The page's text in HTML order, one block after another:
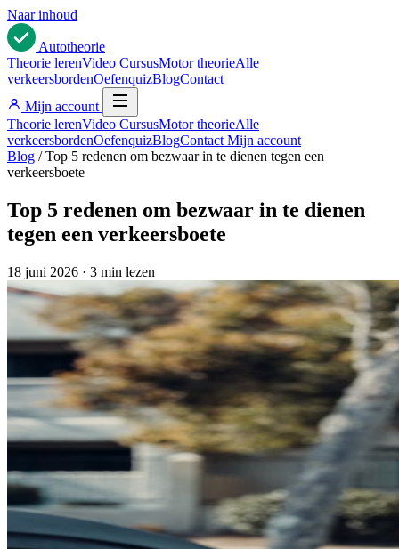
Naar inhoud
Autotheorie
Theorie lerenVideo CursusMotor theorieAlle
verkeersbordenOefenquizBlogContact
Mijn account
Theorie lerenVideo CursusMotor theorieAlle
verkeersbordenOefenquizBlogContact Mijn account
Blog / Top 5 redenen om bezwaar in te dienen tegen een
verkeersboete
Top 5 redenen om bezwaar in te dienen
tegen een verkeersboete
18 juni 2026 · 3 min lezen